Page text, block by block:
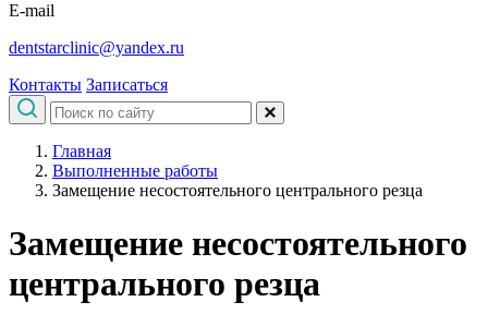
E-mail
dentstarclinic@yandex.ru
Контакты Записаться
Главная
Выполненные работы
Замещение несостоятельного центрального резца
Замещение несостоятельного
центрального резца